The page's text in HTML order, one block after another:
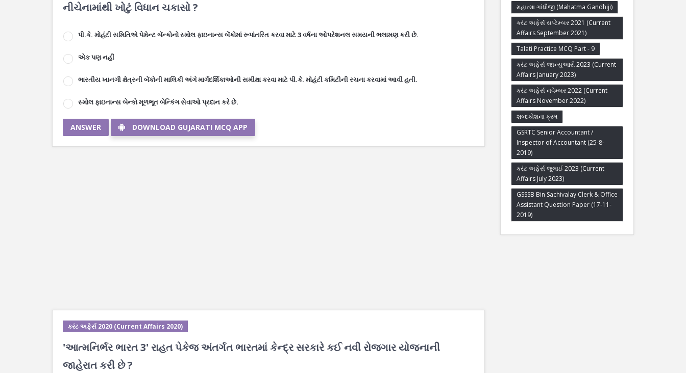
નીચેનામાંથી ખોટું વિધાન ચકાસો ?
પી.કે. મોહંટી સમિતિએ પેમેન્ટ બૅન્કોનો સ્મોલ ફાઇનાન્સ બેંકોમાં રૂપાંતરિત કરવા માટે 3 વર્ષના ઓપરેશનલ સમયની ભલામણ કરી છે.
એક પણ નહીં
ભારતીય ખાનગી ક્ષેત્રની બેંકોની માલિકી અંગે માર્ગદર્શિકાઓની સમીક્ષા કરવા માટે પી.કે. મોહંટી કમિટીની રચના કરવામાં આવી હતી.
સ્મોલ ફાઇનાન્સ બેન્કો મૂળભૂત બેન્કિંગ સેવાઓ પ્રદાન કરે છે.
ANSWER DOWNLOAD GUJARATI MCQ APP
કરંટ અફેર્સ 2020 (Current Affairs 2020)
'આત્મનિર્ભર ભારત 3' રાહત પેકેજ અંતર્ગત ભારતમાં કેન્દ્ર સરકારે કઈ નવી રોજગાર યોજનાની
જાહેરાત કરી છે ?
મહાત્મા ગાંધીજી (Mahatma Gandhiji)
કરંટ અફેર્સ સપ્ટેમ્બર 2021 (Current
Affairs September 2021)
Talati Practice MCQ Part - 9
કરંટ અફેર્સ જાન્યુઆરી 2023 (Current
Affairs January 2023)
કરંટ અફેર્સ નવેમ્બર 2022 (Current
Affairs November 2022)
શબ્દકોશના ક્રમ
GSRTC Senior Accountant /
Inspector of Accountant (25-8-
2019)
કરંટ અફેર્સ જુલાઈ 2023 (Current
Affairs July 2023)
GSSSB Bin Sachivalay Clerk & Office
Assistant Question Paper (17-11-
2019)